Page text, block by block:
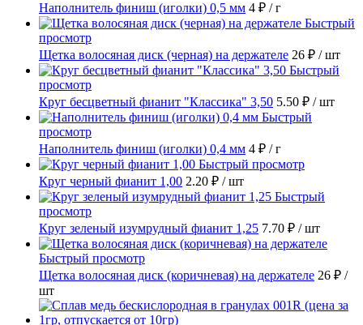
Наполнитель финиш (иголки) 0,5 мм 4 ₽ / г
Быстрый
просмотр
Щетка волосяная диск (черная) на держателе 26 ₽ / шт
Быстрый
просмотр
Круг бесцветный фианит "Классика" 3,50 5.50 ₽ / шт
Быстрый
просмотр
Наполнитель финиш (иголки) 0,4 мм 4 ₽ / г
Быстрый просмотр
Круг черный фианит 1,00 2.20 ₽ / шт
Быстрый
просмотр
Круг зеленый изумрудный фианит 1,25 7.70 ₽ / шт
Быстрый просмотр
Щетка волосяная диск (коричневая) на держателе 26 ₽ /
шт